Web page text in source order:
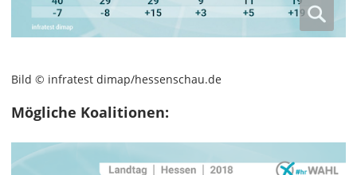
Bild © infratest dimap/hessenschau.de
Mögliche Koalitionen: